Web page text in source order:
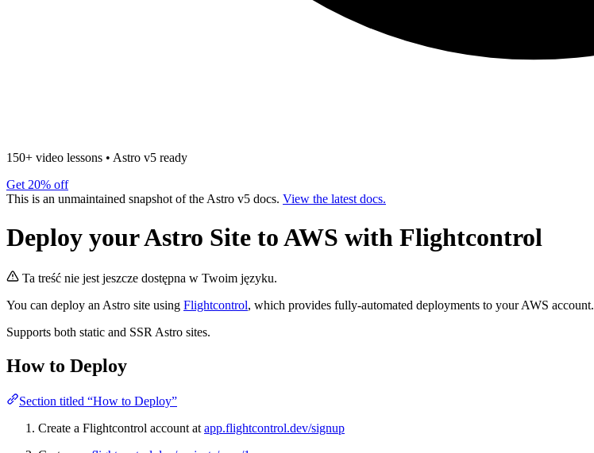
150+ video lessons • Astro v5 ready
Get 20% off
This is an unmaintained snapshot of the Astro v5 docs. View the latest docs.
Deploy your Astro Site to AWS with Flightcontrol
Ta treść nie jest jeszcze dostępna w Twoim języku.
You can deploy an Astro site using Flightcontrol, which provides fully-automated deployments to your AWS account.
Supports both static and SSR Astro sites.
How to Deploy
Section titled “How to Deploy”
Create a Flightcontrol account at app.flightcontrol.dev/signup